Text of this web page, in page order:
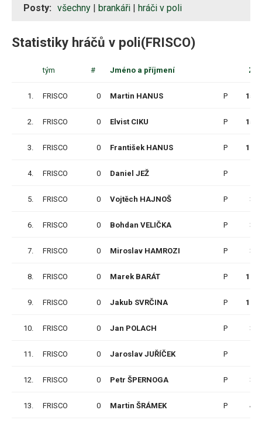
Posty: všechny brankáři hráči v poli
Statistiky hráčů v poli(FRISCO)
tým # Jméno a příjmení Z
1. FRISCO 0 Martin HANUS P 15
2. FRISCO 0 Elvist CIKU P 15
3. FRISCO 0 František HANUS P 12
4. FRISCO 0 Daniel JEŽ P
5. FRISCO 0 Vojtěch HAJNOŠ P 3
6. FRISCO 0 Bohdan VELIČKA P 3
7. FRISCO 0 Miroslav HAMROZI P 3
8. FRISCO 0 Marek BARÁT P 12
9. FRISCO 0 Jakub SVRČINA P 12
10. FRISCO 0 Jan POLACH P 3
11. FRISCO 0 Jaroslav JUŘÍČEK P
12. FRISCO 0 Petr ŠPERNOGA P 3
13. FRISCO 0 Martin ŠRÁMEK P 4